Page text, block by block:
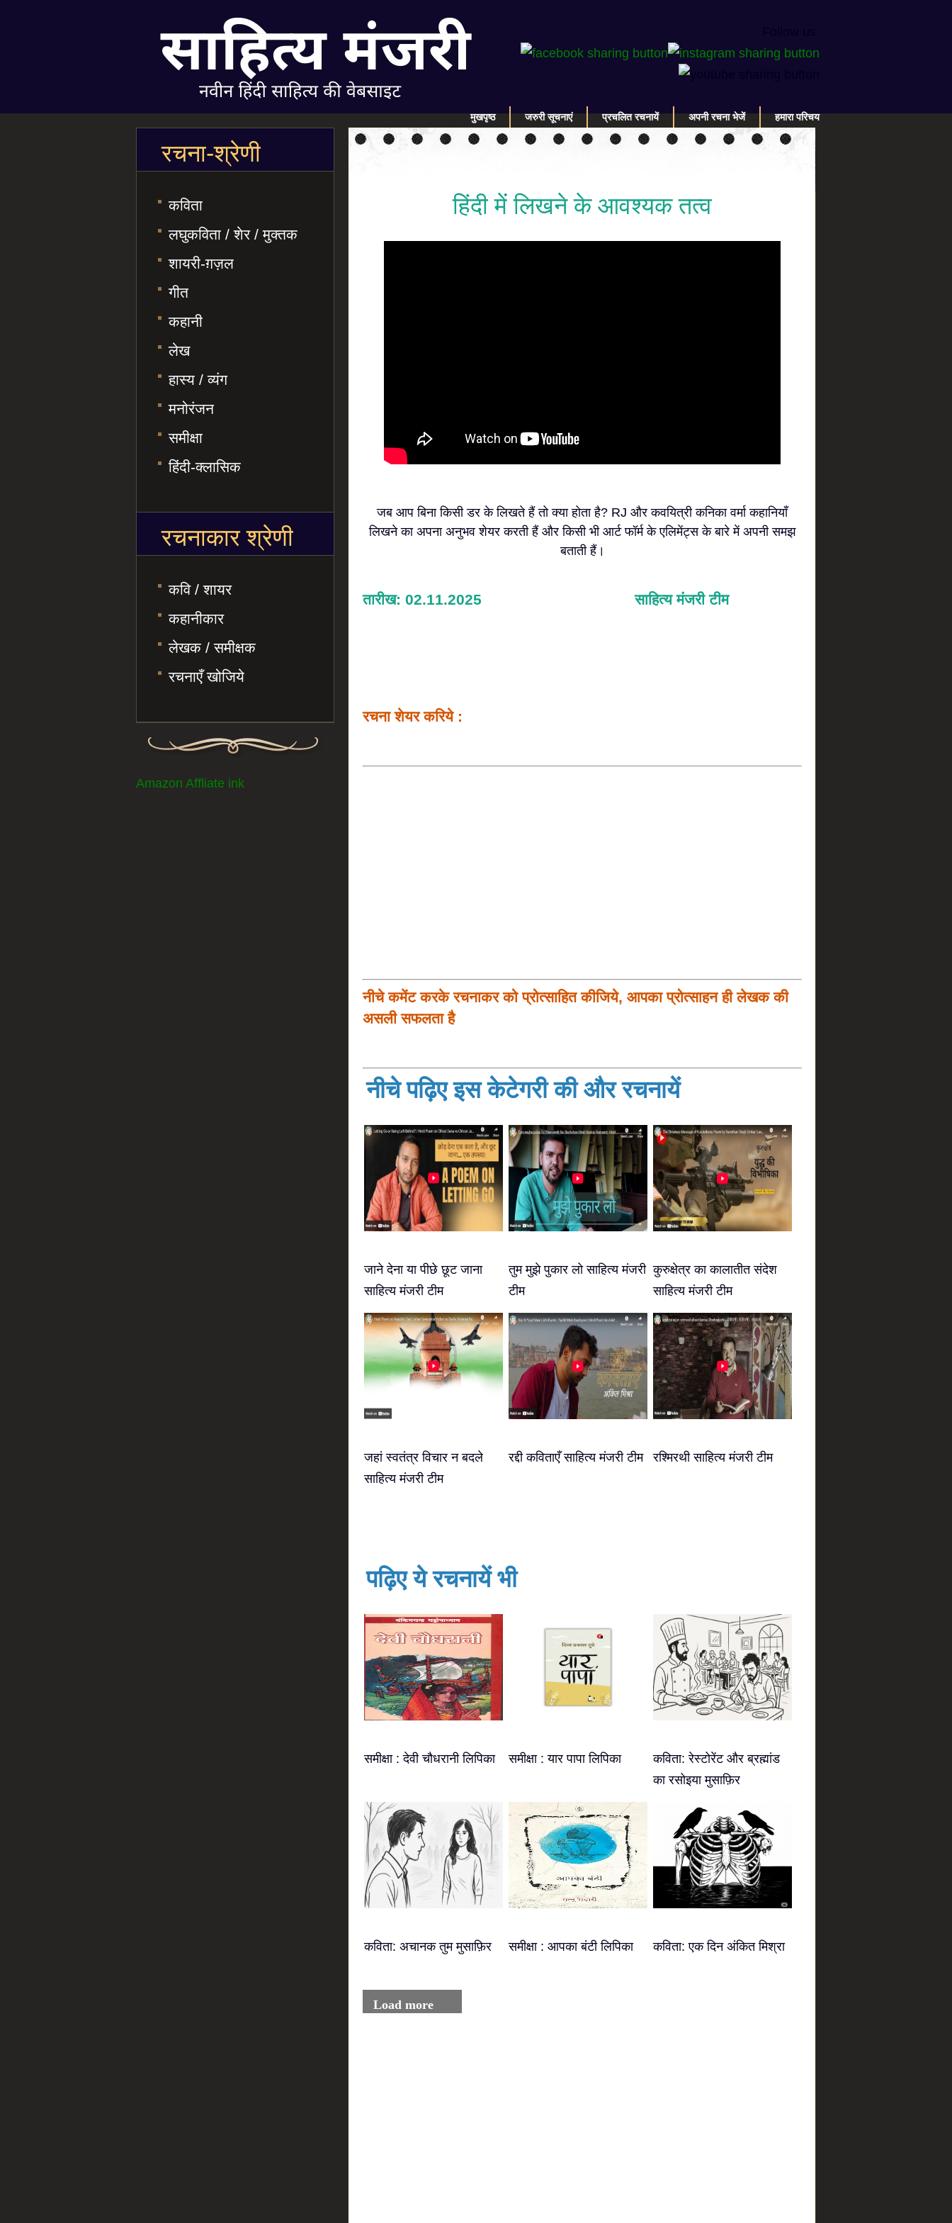
मुखपृष्ठ जरुरी सूचनाएं प्रचलित रचनायें अपनी रचना भेजें हमारा परिचय
हिंदी में लिखने के आवश्यक तत्व
जब आप बिना किसी डर के लिखते हैं तो क्या होता है? RJ और कवयित्री कनिका वर्मा कहानियाँ
लिखने का अपना अनुभव शेयर करती हैं और किसी भी आर्ट फॉर्म के एलिमेंट्स के बारे में अपनी समझ
बताती हैं।
तारीख: 02.11.2025 साहित्य मंजरी टीम
रचना शेयर करिये :
नीचे कमेंट करके रचनाकर को प्रोत्साहित कीजिये, आपका प्रोत्साहन ही लेखक की
असली सफलता है
नीचे पढ़िए इस केटेगरी की और रचनायें
जाने देना या पीछे छूट जाना
साहित्य मंजरी टीम
तुम मुझे पुकार लो साहित्य मंजरी
टीम
कुरुक्षेत्र का कालातीत संदेश
साहित्य मंजरी टीम
जहां स्वतंत्र विचार न बदले
साहित्य मंजरी टीम
रद्दी कविताएँ साहित्य मंजरी टीम रश्मिरथी साहित्य मंजरी टीम
पढ़िए ये रचनायें भी
समीक्षा : देवी चौधरानी लिपिका समीक्षा : यार पापा लिपिका
कविता: रेस्टोरेंट और ब्रह्मांड
का रसोइया मुसाफ़िर
कविता: अचानक तुम मुसाफ़िर समीक्षा : आपका बंटी लिपिका कविता: एक दिन अंकित मिश्रा
Load more
रचना-श्रेणी
कविता
लघुकविता / शेर / मुक्तक
शायरी-ग़ज़ल
गीत
कहानी
लेख
हास्य / व्यंग
मनोरंजन
समीक्षा
हिंदी-क्लासिक
रचनाकार श्रेणी
कवि / शायर
कहानीकार
लेखक / समीक्षक
रचनाएँ खोजिये
Amazon Affliate ink